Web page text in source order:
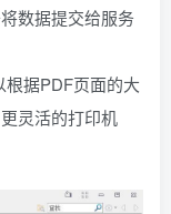
数据提交给服务
据PDF页面的大
灵活的打印机